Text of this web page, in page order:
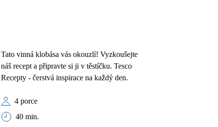
Tato vinná klobása vás okouzlí! Vyzkoušejte
náš recept a připravte si ji v těstíčku. Tesco
Recepty - čerstvá inspirace na každý den.
4 porce
40 min.